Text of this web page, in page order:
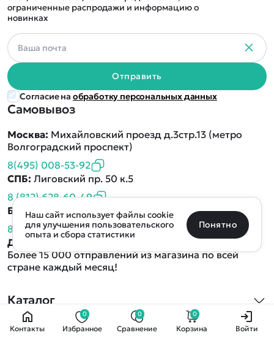
Каталог
Квадрокоптеры
Самовывоз
Москва: Михайловский проезд д.3стр.13 (метро
Волгоградский проспект)
8(495) 008-53-92
СПБ: Лиговский пр. 50 к.5
8 (812) 628-60-49
Бесплатный звонок:для всех регионов РФ
8 (800) 707-42-60
Доставка
по России во все регионы от 2-х дней.
Более 15 000 отправлений из магазина по всей
стране каждый месяц!
ограниченные распродажи и информацию о
новинках
Отправить
Согласие на обработку персональных данных
0 товаров Очистить
0 ₽
Контакты
0
Избранное
0
Сравнение
0
Корзина Войти
Определить местоположение
Санкт-Петербург Москва Майкоп Уфа
Все подборки
Воспользуйтесь поиском, чтобы найти нужный
Наш сайт использует файлы cookie
для улучшения пользовательского
опыта и сбора статистики
Понятно